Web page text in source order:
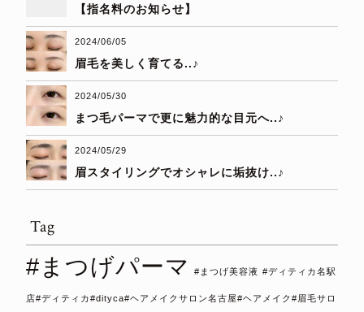
【指名料のお知らせ】
2024/06/05
眉毛を美しく育てる..♪
2024/05/30
まつ毛パーマで更に魅力的な目元へ..♪
2024/05/29
眉スタイリングでオシャレに垢抜け..♪
Tag
#まつげパーマ #まつげ美容液 #ディティカ名駅
店#ディティカ#dityca#ヘアメイクサロン名古屋#ヘアメイク#眉毛サロ